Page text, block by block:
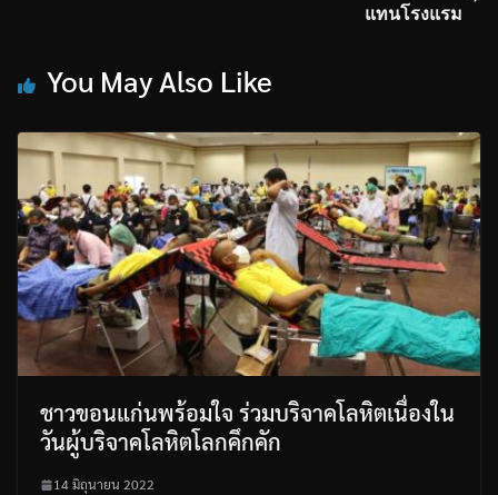
แทนโรงแรม
You May Also Like
ชาวขอนแก่นพร้อมใจ ร่วมบริจาคโลหิตเนื่องใน
วันผู้บริจาคโลหิตโลกคึกคัก
14 มิถุนายน 2022